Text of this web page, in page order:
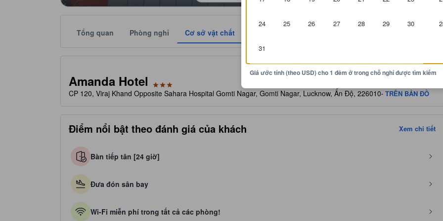
24 25 26 27 28 29 30
31
Giá ước tính (theo USD) cho 1 đêm ở trong chỗ nghỉ được tìm kiếm
Tổng quan Phòng nghỉ Cơ sở vật chất
Amanda Hotel
CP 120, Viraj Khand Opposite Sahara Hospital Gomti Nagar, Gomti Nagar, Lucknow, Ấn Độ, 226010- TRÊN BẢN ĐỒ
Điểm nổi bật theo đánh giá của khách Xem chi tiết
Bàn tiếp tân [24 giờ]
Đưa đón sân bay
Wi-Fi miễn phí trong tất cả các phòng!